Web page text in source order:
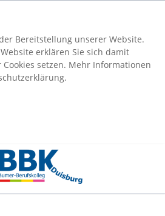
Bereitstellung unserer Website.
erklären Sie sich damit
setzen. Mehr Informationen